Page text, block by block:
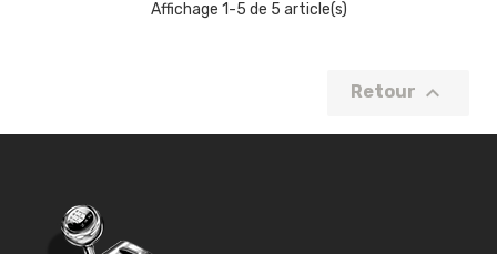
Affichage 1-5 de 5 article(s)
Retour 